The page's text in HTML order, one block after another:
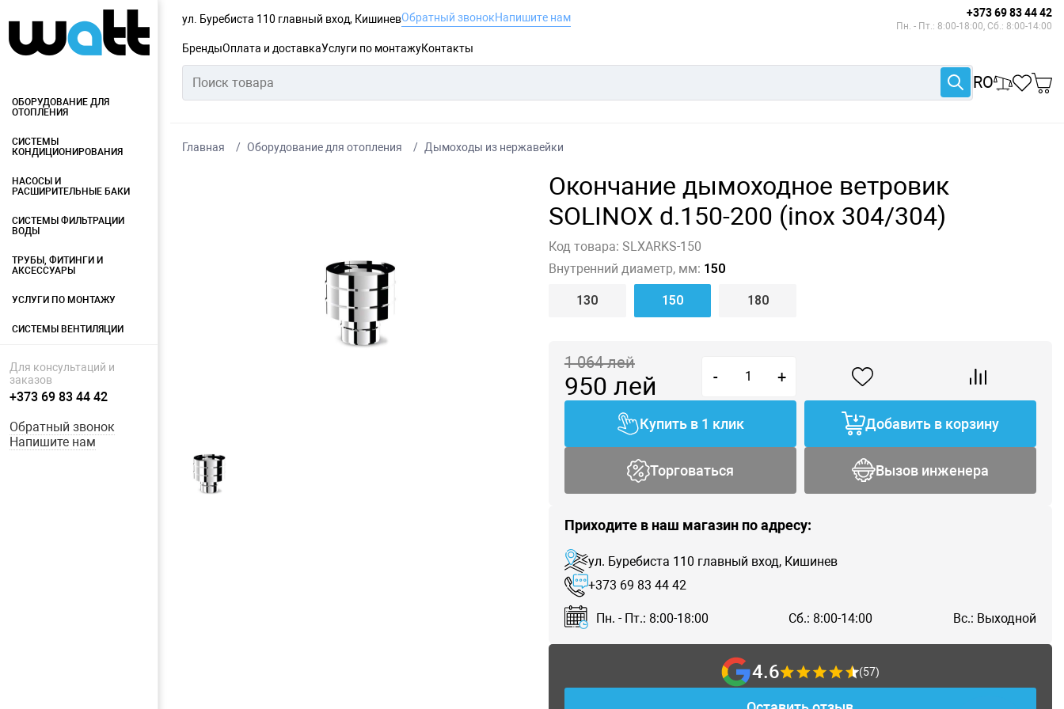
ул. Буребиста 110 главный вход, КишиневОбратный звонокНапишите нам +373 69 83 44 42
Пн. - Пт.: 8:00-18:00, Сб.: 8:00-14:00
БрендыОплата и доставкаУслуги по монтажуКонтакты
RO
ОБОРУДОВАНИЕ ДЛЯ
ОТОПЛЕНИЯ
СИСТЕМЫ
КОНДИЦИОНИРОВАНИЯ
НАСОСЫ И
РАСШИРИТЕЛЬНЫЕ БАКИ
СИСТЕМЫ ФИЛЬТРАЦИИ
ВОДЫ
ТРУБЫ, ФИТИНГИ И
АКСЕССУАРЫ
УСЛУГИ ПО МОНТАЖУ
СИСТЕМЫ ВЕНТИЛЯЦИИ
Для консультаций и
заказов
+373 69 83 44 42
Обратный звонок
Напишите нам
Главная Оборудование для отопления Дымоходы из нержавейки
Окончание дымоходное ветровик
SOLINOX d.150-200 (inox 304/304)
Код товара: SLXARKS-150
Внутренний диаметр, мм: 150
130 150 180
1 064лей
950 лей - +
Купить в 1 клик Добавить в корзину
Торговаться Вызов инженера
Приходите в наш магазин по адресу:
ул. Буребиста 110 главный вход, Кишинев
+373 69 83 44 42
Пн. - Пт.: 8:00-18:00 Сб.: 8:00-14:00 Вс.: Выходной
4.6 (57)